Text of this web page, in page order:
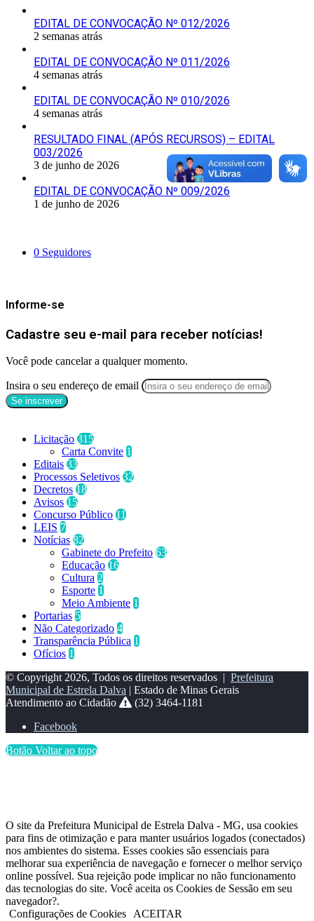
EDITAL DE CONVOCAÇÃO Nº 012/2026
2 semanas atrás
EDITAL DE CONVOCAÇÃO Nº 011/2026
4 semanas atrás
EDITAL DE CONVOCAÇÃO Nº 010/2026
4 semanas atrás
RESULTADO FINAL (APÓS RECURSOS) – EDITAL
003/2026
3 de junho de 2026
EDITAL DE CONVOCAÇÃO Nº 009/2026
1 de junho de 2026
0 Seguidores
Informe-se
Cadastre seu e-mail para receber notícias!
Você pode cancelar a qualquer momento.
Insira o seu endereço de email
Licitação 315
Carta Convite 1
Editais 33
Processos Seletivos 32
Decretos 18
Avisos 15
Concurso Público 11
LEIS 7
Notícias 82
Gabinete do Prefeito 63
Educação 16
Cultura 2
Esporte 1
Meio Ambiente 1
Portarias 5
Não Categorizado 4
Transparência Pública 1
Ofícios 1
© Copyright 2026, Todos os direitos reservados | Prefeitura
Municipal de Estrela Dalva | Estado de Minas Gerais
Atendimento ao Cidadão
(32) 3464-1181
Facebook
Botão Voltar ao topo
O site da Prefeitura Municipal de Estrela Dalva - MG, usa cookies
para fins de otimização e para manter usuários logados (conectados)
nos ambientes do sistema. Esses cookies são essenciais para
melhorar sua experiência de navegação e fornecer o melhor serviço
online possível. Sua rejeição pode implicar no não funcionamento
das tecnologias do site. Você aceita os Cookies de Sessão em seu
navegador?.
Configurações de Cookies
ACEITAR